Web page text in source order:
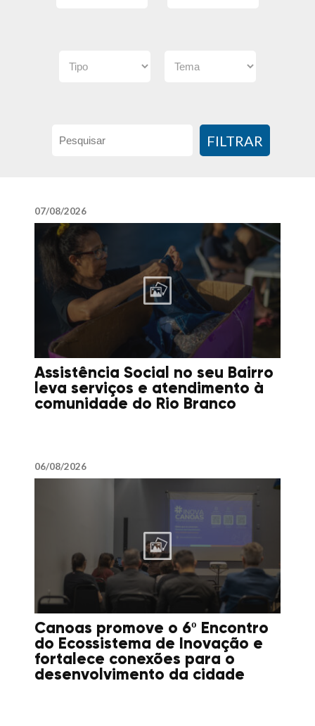
FILTRAR
07/08/2026
Assistência Social no seu Bairro
leva serviços e atendimento à
comunidade do Rio Branco
06/08/2026
Canoas promove o 6º Encontro
do Ecossistema de Inovação e
fortalece conexões para o
desenvolvimento da cidade